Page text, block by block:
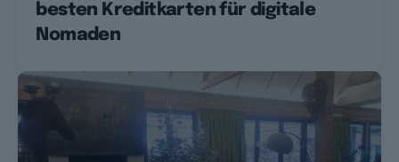
besten Kreditkarten für digitale
Nomaden